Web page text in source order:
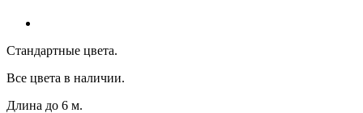
Стандартные цвета.
Все цвета в наличии.
Длина до 6 м.